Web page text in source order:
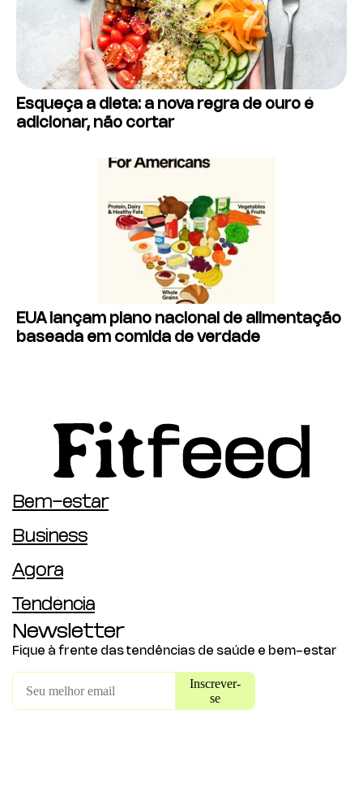
Esqueça a dieta: a nova regra de ouro é
adicionar, não cortar
EUA lançam plano nacional de alimentação
baseada em comida de verdade
Bem-estar
Business
Agora
Tendência
Newsletter
Fique à frente das tendências de saúde e bem-estar